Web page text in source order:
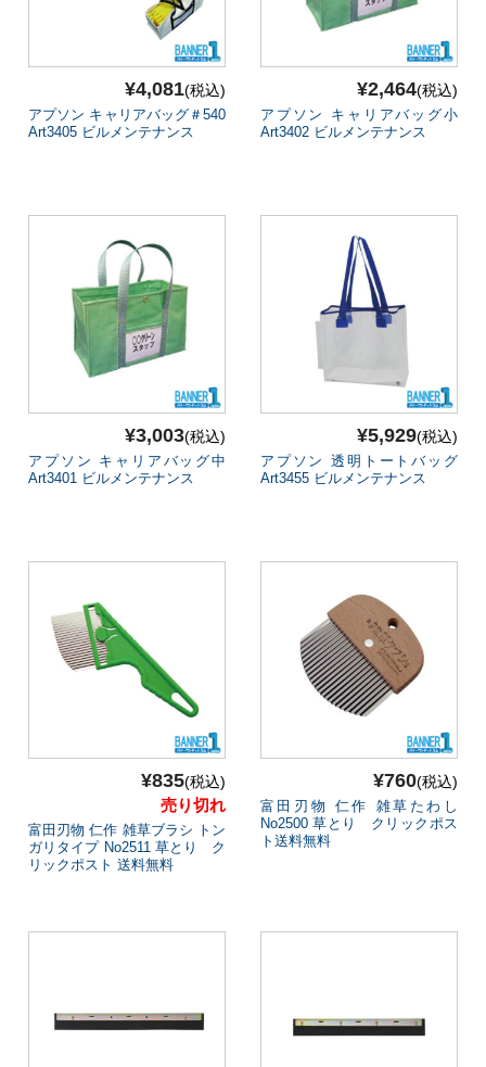
¥4,081(税込)
アプソン キャリアバッグ＃540
Art3405 ビルメンテナンス
¥2,464(税込)
アプソン キャリアバッグ小
Art3402 ビルメンテナンス
¥3,003(税込)
アプソン キャリアバッグ中
Art3401 ビルメンテナンス
¥5,929(税込)
アプソン 透明トートバッグ
Art3455 ビルメンテナンス
¥835(税込)
売り切れ
富田刃物 仁作 雑草ブラシ トン
ガリタイプ No2511 草とり ク
リックポスト 送料無料
¥760(税込)
富田刃物 仁作 雑草たわし
No2500 草とり クリックポス
ト送料無料